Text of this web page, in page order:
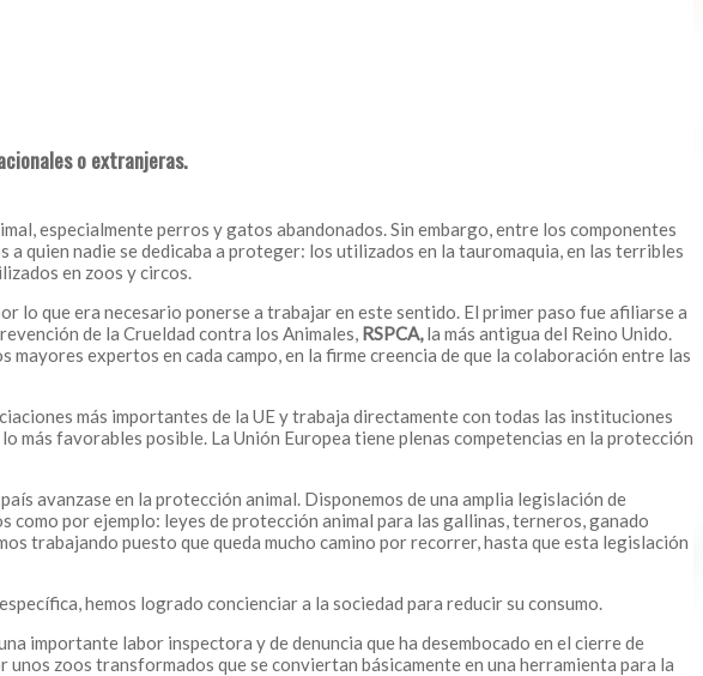
o extranjeras.
especialmente perros y gatos abandonados. Sin embargo, entre los componentes
quien nadie se dedicaba a proteger: los utilizados en la tauromaquia, en las terribles
en zoos y circos.
que era necesario ponerse a trabajar en este sentido. El primer paso fue afiliarse a
de la Crueldad contra los Animales, RSPCA,la más antigua del Reino Unido.
expertos en cada campo, en la firme creencia de que la colaboración entre las
más importantes de la UE y trabaja directamente con todas las instituciones
más favorables posible. La Unión Europea tiene plenas competencias en la protección
avanzase en la protección animal. Disponemos de una amplia legislación de
por ejemplo: leyes de protección animal para las gallinas, terneros, ganado
trabajando puesto que queda mucho camino por recorrer, hasta que esta legislación
hemos logrado concienciar a la sociedad para reducir su consumo.
importante labor inspectora y de denuncia que ha desembocado en el cierre de
unos zoos transformados que se conviertan básicamente en una herramienta para la